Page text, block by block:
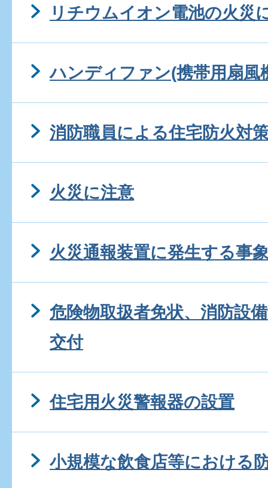
リチウムイオン電池の火災
ハンディファン(携帯用扇風
消防職員による住宅防火対
火災に注意
火災通報装置に発生する事
危険物取扱者免状、消防設
交付
住宅用火災警報器の設置
小規模な飲食店等における